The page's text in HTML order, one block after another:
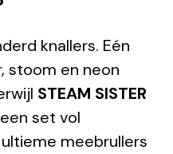
knallers. Eén
stoom en neon
STEAM SISTER
set vol
meebrullers